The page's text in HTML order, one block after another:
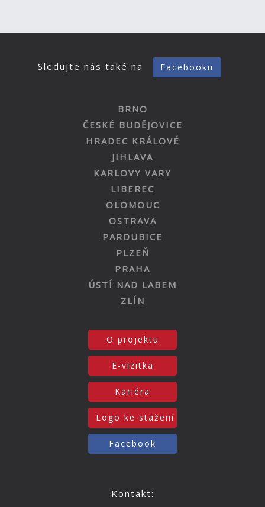
Sledujte nás také na Facebooku
BRNO
ČESKÉ BUDĚJOVICE
HRADEC KRÁLOVÉ
JIHLAVA
KARLOVY VARY
LIBEREC
OLOMOUC
OSTRAVA
PARDUBICE
PLZEŇ
PRAHA
ÚSTÍ NAD LABEM
ZLÍN
O projektu
E-vizitka
Kariéra
Logo ke stažení
Facebook
Kontakt: